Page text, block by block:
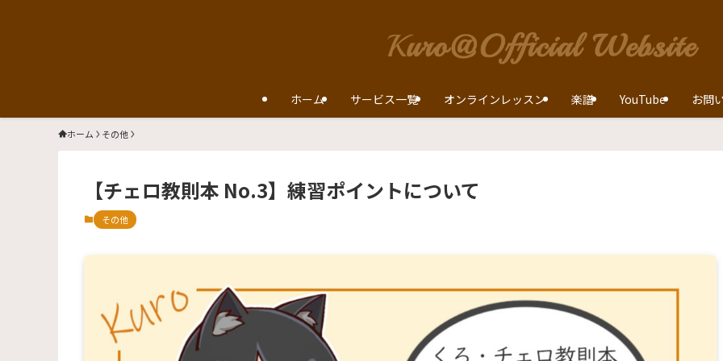
ホーム サービス一覧 オンラインレッスン 楽譜 YouTube お問
ホーム その他
【チェロ教則本 No.3】練習ポイントについて
その他